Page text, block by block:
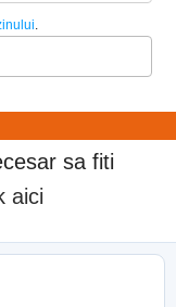
sa fiti
aici